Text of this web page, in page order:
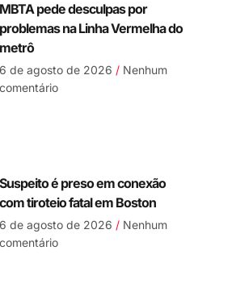
MBTA pede desculpas por
problemas na Linha Vermelha do
metrô
6 de agosto de 2026 Nenhum
comentário
Suspeito é preso em conexão
com tiroteio fatal em Boston
6 de agosto de 2026 Nenhum
comentário